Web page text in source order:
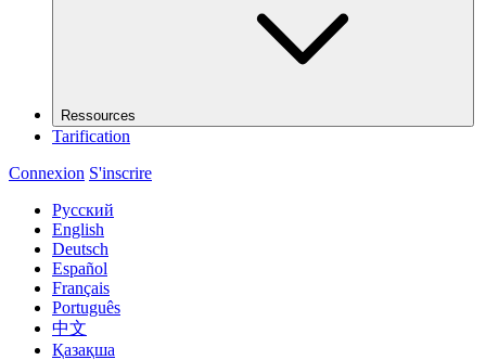
Ressources
Tarification
Connexion S'inscrire
Русский
English
Deutsch
Español
Français
Português
中文
Қазақша